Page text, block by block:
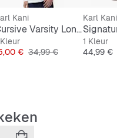
Kani
Cursive Varsity Longsleeve Junior
€ Originele Prijs
34,99 €
Karl Kani
1 Kleur
Prijs
44,99 €